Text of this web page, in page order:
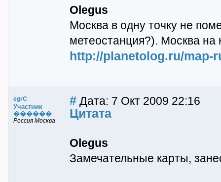
Olegus
Москва в одну точку не
метеостанция?). Москва на
http://planetolog.ru/map-
egrC
Участник
������
Россия Москва
# Дата: 7 Окт 2009 22:16
Цитата
Olegus
Замечательные карты,